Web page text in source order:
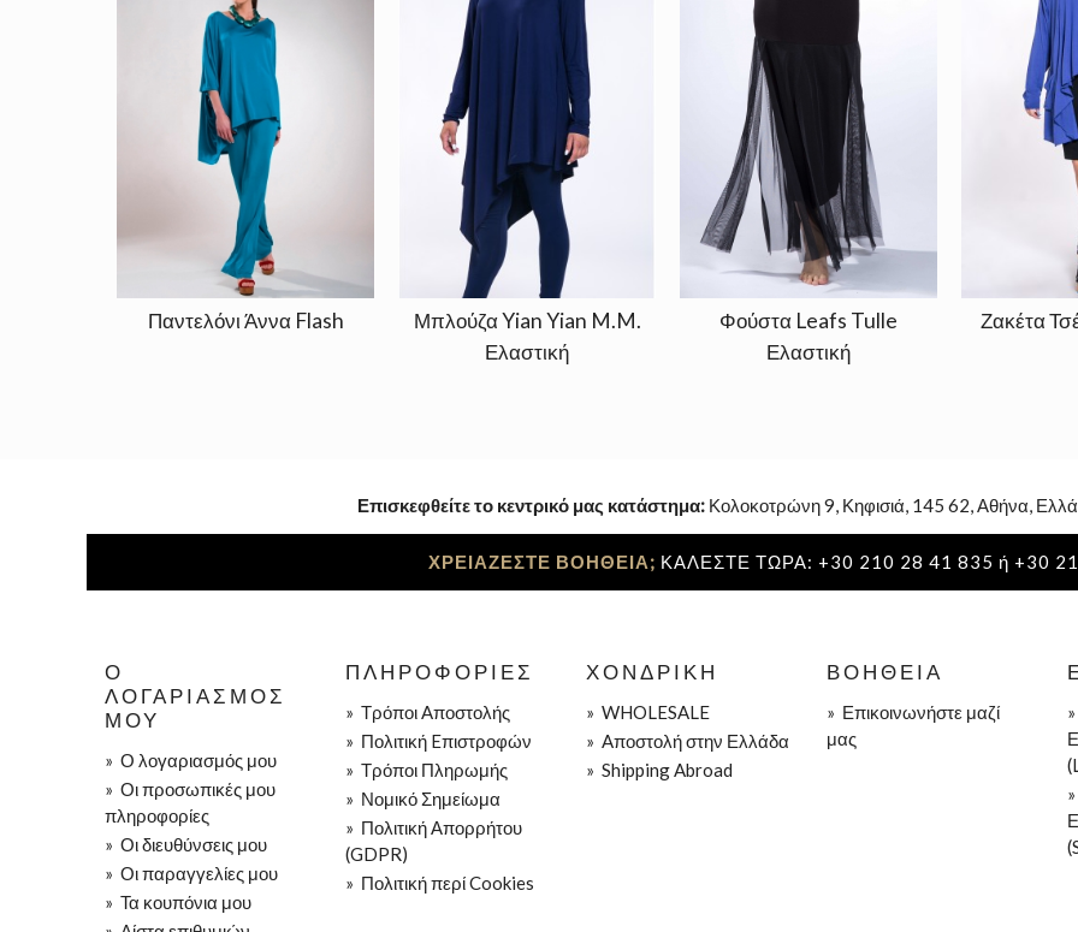
Παντελόνι Άννα Flash
Μπλούζα Yian Yian M.M.
Ελαστική
Φούστα Leafs Tulle
Ελαστική
Ζακέτα
Επισκεφθείτε το κεντρικό μας κατάστημα:Κολοκοτρώνη 9, Κηφισιά, 145 62, Αθήνα,
ΧΡΕΙΑΖΕΣΤΕ ΒΟΗΘΕΙΑ; ΚΑΛΕΣΤΕ ΤΩΡΑ: +30 210 28 41 835 ή +30
Ο
ΛΟΓΑΡΙΑΣΜΌΣ
ΜΟΥ
» Ο λογαριασμός μου
» Οι προσωπικές μου
πληροφορίες
» Οι διευθύνσεις μου
» Οι παραγγελίες μου
» Τα κουπόνια μου
ΠΛΗΡΟΦΟΡΊΕΣ
» Τρόποι Aποστολής
» Πολιτική Eπιστροφών
» Τρόποι Πληρωμής
» Νομικό Σημείωμα
» Πολιτική Απορρήτου
(GDPR)
» Πολιτική περί Cookies
ΧΟΝΔΡΙΚΉ
» WHOLESALE
» Aποστολή στην Ελλάδα
» Shipping Abroad
ΒΟΉΘΕΙΑ
» Επικοινωνήστε μαζί
μας
»
»